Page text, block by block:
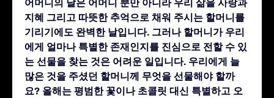
어머니의 날은 어머니 뿐만 아니라 우리 삶을 사랑과
지혜 그리고 따뜻한 추억으로 채워 주시는 할머니를
기리기에도 완벽한 날입니다. 그러나 할머니가 우리
에게 얼마나 특별한 존재인지를 진심으로 전할 수 있
는 선물을 찾는 것은 어려운 일입니다. 우리에게 늘
많은 것을 주셨던 할머니께 무엇을 선물해야 할까
요? 올해는 평범한 꽃이나 초콜릿 대신 특별하고 오